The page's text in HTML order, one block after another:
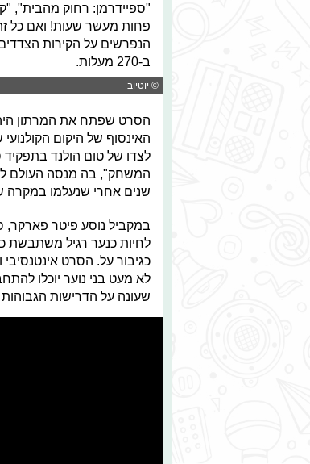
"ספיידרמן: רחוק מהבית",
הנפרשים על הקירות
ב-270 מעלות.
© יוטיוב
הסרט שפתח את המרתון
האינסוף של היקום
לצדו של טום הולנד
המשחק", בה מנסה העולם
שנים אחרי שנעלמו במקרה
במקביל נוסע פיטר פארקר,
לחיות כנער רגיל משתבשת
כגיבור על. הסרט
לא מעט בני נוער יוכלו
שעונה על הדרישות